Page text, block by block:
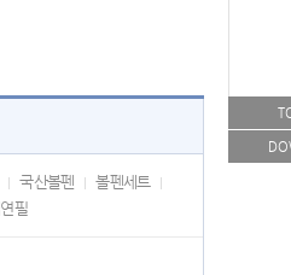
국산볼펜
볼펜세트
필